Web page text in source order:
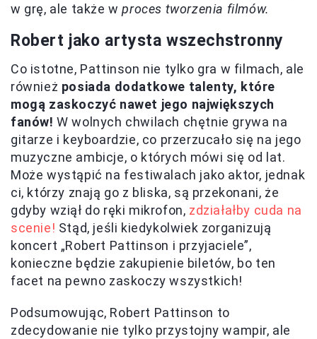
w grę, ale także wproces tworzenia filmów.
Robert jako artysta wszechstronny
Co istotne, Pattinson nie tylko gra w filmach, ale
również posiada dodatkowe talenty, które
mogą zaskoczyć nawet jego największych
fanów! W wolnych chwilach chętnie grywa na
gitarze i keyboardzie, co przerzucało się na jego
muzyczne ambicje, o których mówi się od lat.
Może wystąpić na festiwalach jako aktor, jednak
ci, którzy znają go z bliska, są przekonani, że
gdyby wziął do ręki mikrofon, zdziałałby cuda na
scenie! Stąd, jeśli kiedykolwiek zorganizują
koncert „Robert Pattinson i przyjaciele”,
konieczne będzie zakupienie biletów, bo ten
facet na pewno zaskoczy wszystkich!
Podsumowując, Robert Pattinson to
zdecydowanie nie tylko przystojny wampir, ale